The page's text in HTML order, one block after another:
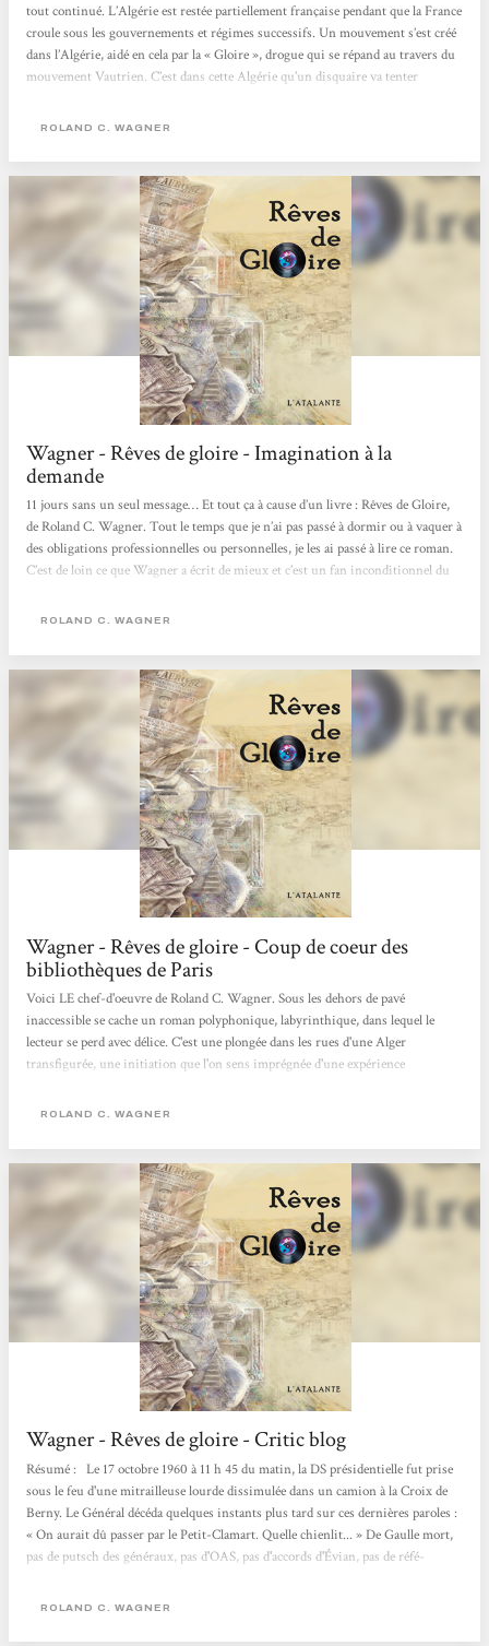
tout continué. L’Algérie est restée partiellement française pendant que la France
croule sous les gouvernements et régimes successifs. Un mouvement s’est créé
dans l’Algérie, aidé en cela par la « Gloire », drogue qui se répand au travers du
mouvement Vautrien. C’est dans cette Algérie qu’un disquaire va tenter
moi, au...
ROLAND C. WAGNER
Wagner - Rêves de gloire - Imagination à la
demande
11 jours sans un seul message… Et tout ça à cause d’un livre : Rêves de Gloire,
de Roland C. Wagner. Tout le temps que je n’ai pas passé à dormir ou à vaquer à
des obligations professionnelles ou personnelles, je les ai passé à lire ce roman.
C’est de loin ce que Wagner a écrit de mieux et c’est un fan inconditionnel du
seulement vous dire que :* ça se passe en Algérie entre 1961 et nos jours.* ce
incroyablement différente.*...
ROLAND C. WAGNER
Wagner - Rêves de gloire - Coup de coeur des
bibliothèques de Paris
Voici LE chef-d'oeuvre de Roland C. Wagner. Sous les dehors de pavé
inaccessible se cache un roman polyphonique, labyrinthique, dans lequel le
lecteur se perd avec délice. C'est une plongée dans les rues d'une Alger
transfigurée, une initiation que l'on sens imprégnée d'une expérience
laquelle chacun saura trouver son bonheur. Coup de coeur 2011 du collectif de
ROLAND C. WAGNER
Wagner - Rêves de gloire - Critic blog
Résumé : Le 17 octobre 1960 à 11 h 45 du matin, la DS présidentielle fut prise
sous le feu d'une mitrail­leuse lourde dissimulée dans un camion à la Croix de
Berny. Le Général décéda quelques instants plus tard sur ces dernières paroles :
« On aurait dû passer par le Petit-Clamart. Quelle chienlit... » De Gaulle mort,
pas de putsch des généraux, pas d'OAS, pas d'accords d'Évian, pas de réfé­
tionneur de disques pour une pièce...
ROLAND C. WAGNER